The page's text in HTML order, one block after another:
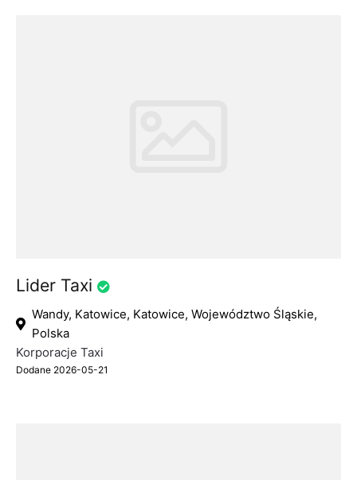
Lider Taxi
Wandy, Katowice, Katowice, Województwo Śląskie,
Polska
Korporacje Taxi
Dodane 2026-05-21